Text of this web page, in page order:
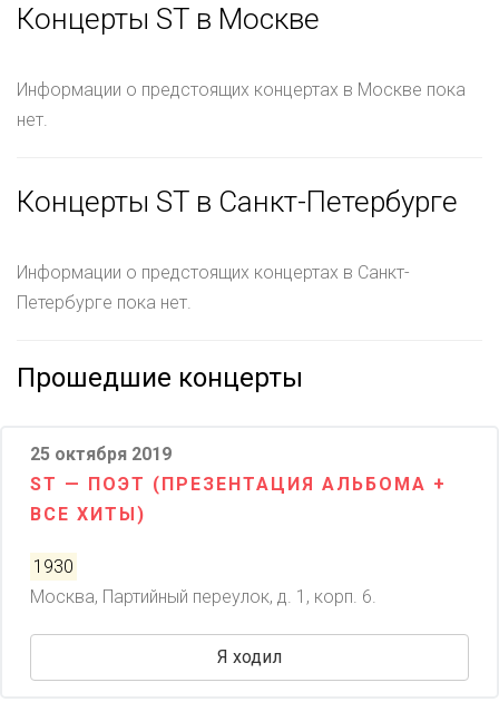
Концерты ST в Москве
Информации о предстоящих концертах в Москве пока
нет.
Концерты ST в Санкт-Петербурге
Информации о предстоящих концертах в Санкт-
Петербурге пока нет.
Прошедшие концерты
25 октября 2019
ST — ПОЭТ (ПРЕЗЕНТАЦИЯ АЛЬБОМА +
ВСЕ ХИТЫ)
1930
Москва, Партийный переулок, д. 1, корп. 6.
Я ходил